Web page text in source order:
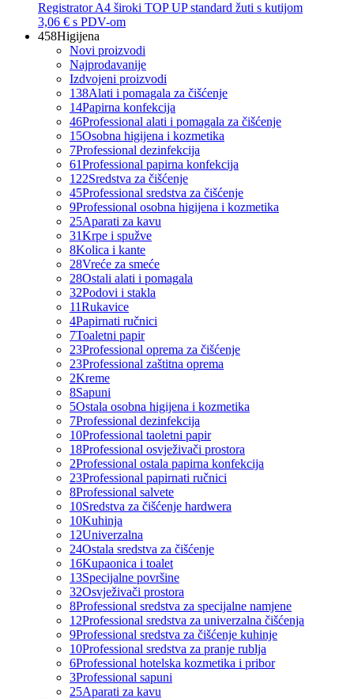
Registrator A4 široki TOP UP standard žuti s kutijom
3,06 € s PDV-om
458Higijena
Novi proizvodi
Najprodavanije
Izdvojeni proizvodi
138Alati i pomagala za čišćenje
14Papirna konfekcija
46Professional alati i pomagala za čišćenje
15Osobna higijena i kozmetika
7Professional dezinfekcija
61Professional papirna konfekcija
122Sredstva za čišćenje
45Professional sredstva za čišćenje
9Professional osobna higijena i kozmetika
25Aparati za kavu
31Krpe i spužve
8Kolica i kante
28Vreće za smeće
28Ostali alati i pomagala
32Podovi i stakla
11Rukavice
4Papirnati ručnici
7Toaletni papir
23Professional oprema za čišćenje
23Professional zaštitna oprema
2Kreme
8Sapuni
5Ostala osobna higijena i kozmetika
7Professional dezinfekcija
10Professional taoletni papir
18Professional osvježivači prostora
2Professional ostala papirna konfekcija
23Professional papirnati ručnici
8Professional salvete
10Sredstva za čišćenje hardwera
10Kuhinja
12Univerzalna
24Ostala sredstva za čišćenje
16Kupaonica i toalet
13Specijalne površine
32Osvježivači prostora
8Professional sredstva za specijalne namjene
12Professional sredstva za univerzalna čišćenja
9Professional sredstva za čišćenje kuhinje
10Professional sredstva za pranje rublja
6Professional hotelska kozmetika i pribor
3Professional sapuni
25Aparati za kavu